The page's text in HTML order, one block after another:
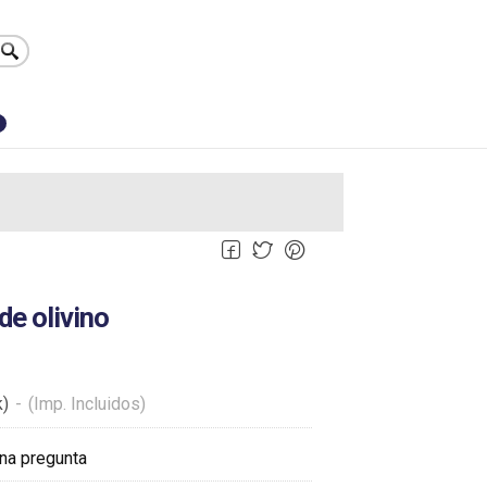
olivino
- (Imp. Incluidos)
pregunta